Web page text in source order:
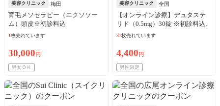
美容クリニック 梅田
育毛メソセラピー（エクソソー
ム）頭皮※初診料込
1枚売れています
30,000 円
男女ＯＫ
美容クリニック 全国
【オンライン診療】デュタステ
リド（0.5mg）30錠 ※初診料込、
送料込
37枚売れています
4,400 円
男性限定